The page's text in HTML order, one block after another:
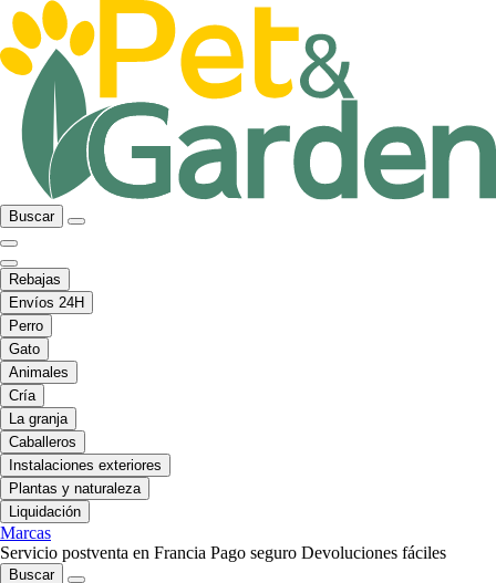
Buscar
Rebajas
Envíos 24H
Perro
Gato
Animales
Cría
La granja
Caballeros
Instalaciones exteriores
Plantas y naturaleza
Liquidación
Marcas
Servicio postventa en Francia Pago seguro Devoluciones fáciles
Buscar